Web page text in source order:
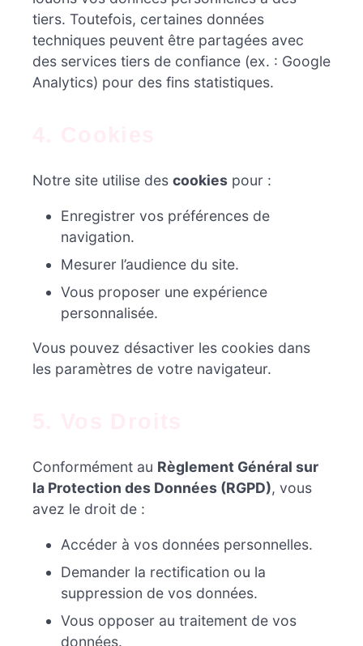
tiers. Toutefois, certaines données
techniques peuvent être partagées avec
des services tiers de confiance (ex. : Google
Analytics) pour des fins statistiques.
Notre site utilise des cookies pour :
Enregistrer vos préférences de
navigation.
Mesurer l’audience du site.
Vous proposer une expérience
personnalisée.
Vous pouvez désactiver les cookies dans
les paramètres de votre navigateur.
Conformément au Règlement Général sur
la Protection des Données (RGPD), vous
avez le droit de :
Accéder à vos données personnelles.
Demander la rectification ou la
suppression de vos données.
Vous opposer au traitement de vos
données.